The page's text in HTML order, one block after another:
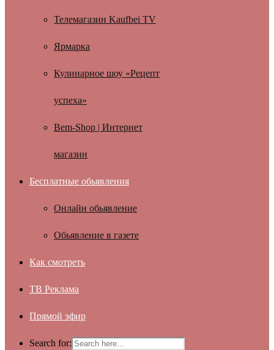
Телемагазин Kaufbei TV
Ярмарка
Кулинарное шоу «Рецепт
успеха»
Bem-Shop | Интернет
магазин
Бесплатные обьявления
Онлайн обьявление
Обьявление в газете
Как смотреть
ТВ Реклама
Прямой эфир
Search for: